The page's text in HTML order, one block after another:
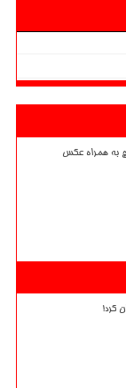
به همراه عکس
کرد!